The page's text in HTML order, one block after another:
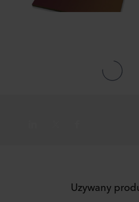
deklaracji dotyczącej plików cookie
między innymi, która konkretnie
administratorem Twoim danych
Uzywany